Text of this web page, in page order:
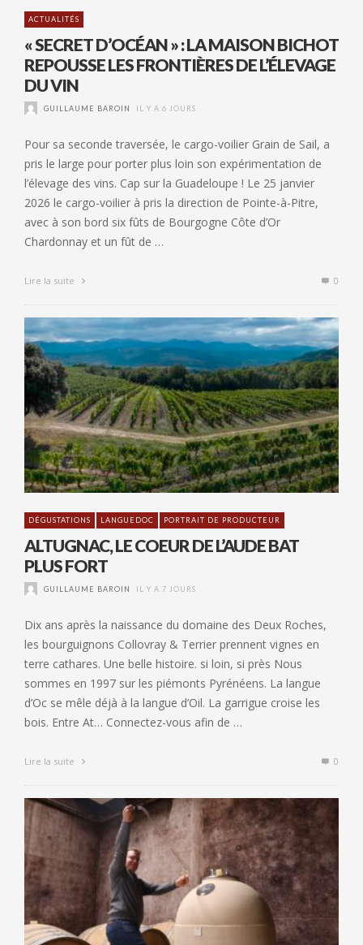
ACTUALITÉS
« SECRET D’OCÉAN » : LA MAISON BICHOT
REPOUSSE LES FRONTIÈRES DE L’ÉLEVAGE
DU VIN
GUILLAUME BAROIN IL Y A 6 JOURS
Pour sa seconde traversée, le cargo-voilier Grain de Sail, a
pris le large pour porter plus loin son expérimentation de
l’élevage des vins. Cap sur la Guadeloupe ! Le 25 janvier
2026 le cargo-voilier à pris la direction de Pointe-à-Pitre,
avec à son bord six fûts de Bourgogne Côte d’Or
Chardonnay et un fût de …
Lire la suite 0
DÉGUSTATIONS LANGUEDOC PORTRAIT DE PRODUCTEUR
ALTUGNAC, LE COEUR DE L’AUDE BAT
PLUS FORT
GUILLAUME BAROIN IL Y A 7 JOURS
Dix ans après la naissance du domaine des Deux Roches,
les bourguignons Collovray & Terrier prennent vignes en
terre cathares. Une belle histoire. si loin, si près Nous
sommes en 1997 sur les piémonts Pyrénéens. La langue
d’Oc se mêle déjà à la langue d’Oil. La garrigue croise les
bois. Entre At… Connectez-vous afin de …
Lire la suite 0